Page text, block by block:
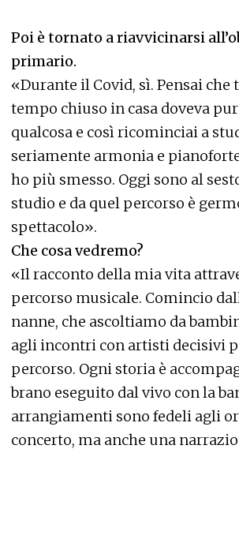
Poi è tornato a riavvicinarsi
primario.
«Durante il Covid, sì. Pensai che
tempo chiuso in casa doveva
qualcosa e così ricominciai a
seriamente armonia e
ho più smesso. Oggi sono al
studio e da quel percorso è
spettacolo».
Che cosa vedremo?
«Il racconto della mia vita
percorso musicale. Comincio
nanne, che ascoltiamo da
agli incontri con artisti decisivi
percorso. Ogni storia è
brano eseguito dal vivo con la
arrangiamenti sono fedeli agli
concerto, ma anche una